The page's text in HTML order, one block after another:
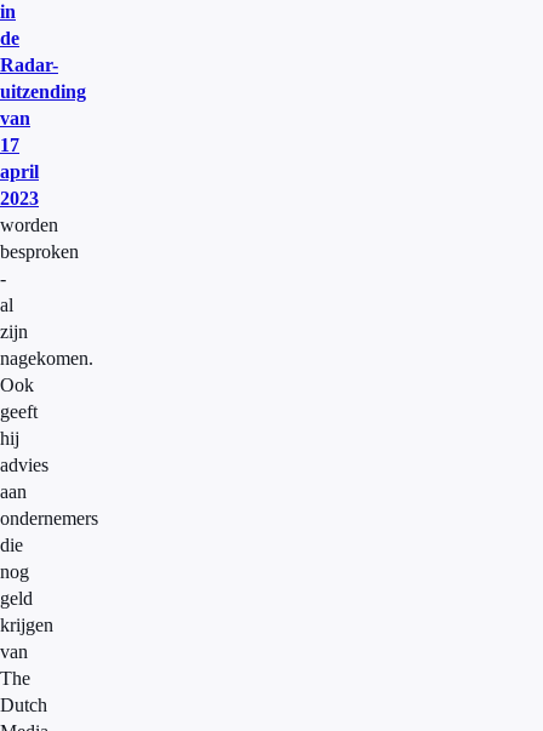
in
de
Radar-
uitzending
van
17
april
2023
worden
besproken
-
al
zijn
nagekomen.
Ook
geeft
hij
advies
aan
ondernemers
die
nog
geld
krijgen
van
The
Dutch